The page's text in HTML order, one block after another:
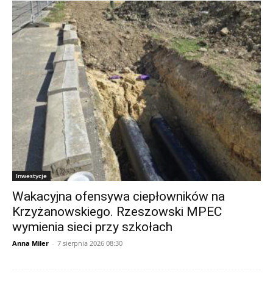
Inwestycje
Wakacyjna ofensywa ciepłowników na
Krzyżanowskiego. Rzeszowski MPEC
wymienia sieci przy szkołach
Anna Miler - 7 sierpnia 2026 08:30